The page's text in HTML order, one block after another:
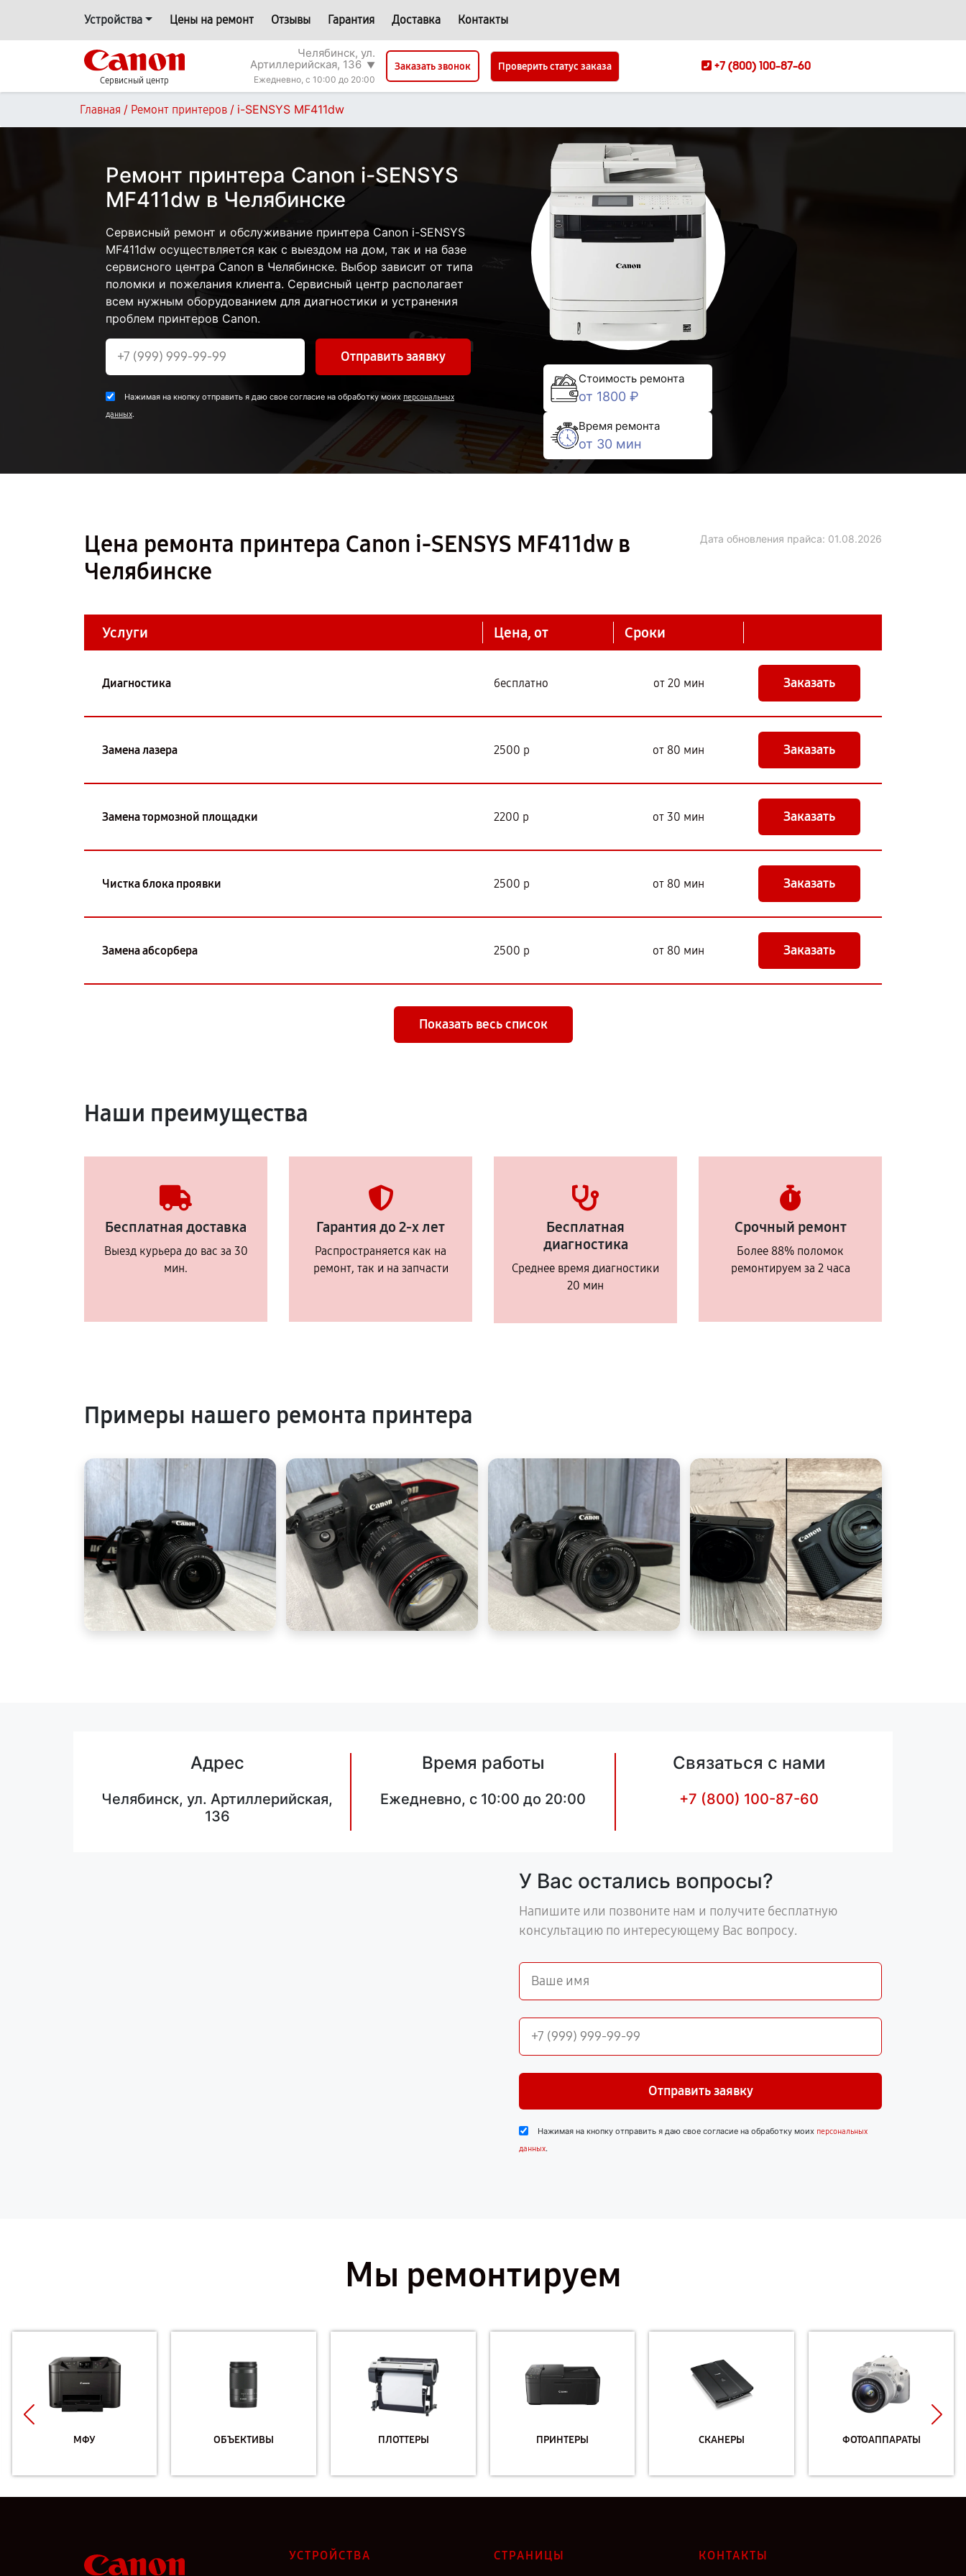
Устройства Цены на ремонт Отзывы Гарантия Доставка Контакты
Сервисный центр
Челябинск, ул.
Артиллерийская, 136 ▼
Ежедневно, с 10:00 до 20:00
Заказать звонок Проверить статус заказа +7 (800) 100-87-60
Главная / Ремонт принтеров / i-SENSYS MF411dw
Ремонт принтера Canon i-SENSYS
MF411dw в Челябинске
Сервисный ремонт и обслуживание принтера Canon i-SENSYS
MF411dw осуществляется как с выездом на дом, так и на базе
сервисного центра Canon в Челябинске. Выбор зависит от типа
поломки и пожелания клиента. Сервисный центр располагает
всем нужным оборудованием для диагностики и устранения
проблем принтеров Canon.
Отправить заявку
Нажимая на кнопку отправить я даю свое согласие на обработку моих персональных
данных.
Стоимость ремонта
от 1800 ₽
Время ремонта
от 30 мин
Цена ремонта принтера Canon i-SENSYS MF411dw в
Челябинске
Дата обновления прайса: 01.08.2026
Услуги Цена, от Сроки
Диагностика бесплатно от 20 мин Заказать
Замена лазера 2500 р от 80 мин Заказать
Замена тормозной площадки 2200 р от 30 мин Заказать
Чистка блока проявки 2500 р от 80 мин Заказать
Замена абсорбера 2500 р от 80 мин Заказать
Показать весь список
Наши преимущества
Бесплатная доставка
Выезд курьера до вас за 30
мин.
Гарантия до 2-х лет
Распространяется как на
ремонт, так и на запчасти
Бесплатная
диагностика
Среднее время диагностики
20 мин
Срочный ремонт
Более 88% поломок
ремонтируем за 2 часа
Примеры нашего ремонта принтера
Адрес
Челябинск, ул. Артиллерийская,
136
Время работы
Ежедневно, с 10:00 до 20:00
Связаться с нами
+7 (800) 100-87-60
У Вас остались вопросы?
Напишите или позвоните нам и получите бесплатную
консультацию по интересующему Вас вопросу.
Отправить заявку
Нажимая на кнопку отправить я даю свое согласие на обработку моих персональных
данных.
Мы ремонтируем
МФУ ОБЪЕКТИВЫ ПЛОТТЕРЫ ПРИНТЕРЫ СКАНЕРЫ ФОТОАППАРАТЫ
УСТРОЙСТВА СТРАНИЦЫ КОНТАКТЫ